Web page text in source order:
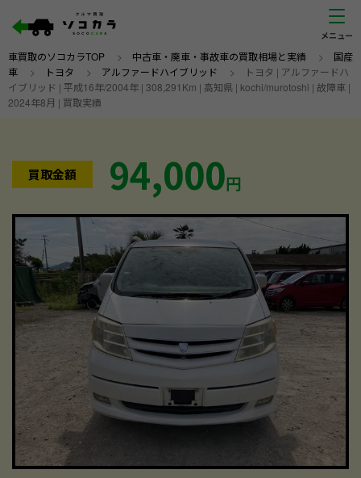
車買取のソコカラTOP > 中古車・廃車・事故車の買取相場と実績 > 国産
車 > トヨタ > アルファードハイブリッド >
トヨタ | アルファードハ
イブリッド | 平成16年/2004年 | 308,291Km | 高知県 | kochi/murotoshi | 故障車 |
2024年8月 | 買取実績
買取金額 94,000円